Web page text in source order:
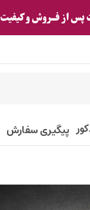
پیگیری سفارش